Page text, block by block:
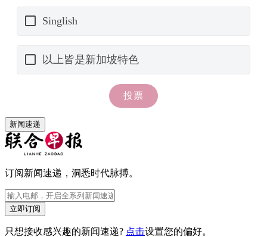
新闻速递
订阅新闻速递，洞悉时代脉搏。
立即订阅
只想接收感兴趣的新闻速递? 点击设置您的偏好。